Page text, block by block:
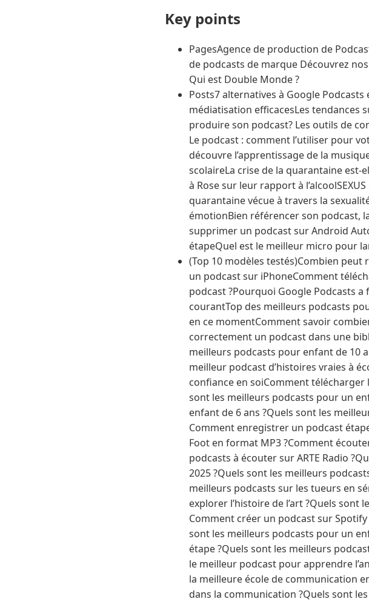
Key points
PagesAgence de production de
de podcasts de marque Découvrez
Qui est Double Monde ?
Posts7 alternatives à Google
médiatisation efficacesLes tendances
produire son podcast? Les outils de
Le podcast : comment l’utiliser pour
découvre l’apprentissage de la
scolaireLa crise de la quarantaine est-
à Rose sur leur rapport à
quarantaine vécue à travers la
émotionBien référencer son podcast,
supprimer un podcast sur Android
étapeQuel est le meilleur micro pour
(Top 10 modèles testés)Combien
un podcast sur iPhoneComment
podcast ?Pourquoi Google Podcasts
courantTop des meilleurs podcasts
en ce momentComment savoir
correctement un podcast dans une
meilleurs podcasts pour enfant de 10
meilleur podcast d’histoires vraies à
confiance en soiComment télécharger
sont les meilleurs podcasts pour un
enfant de 6 ans ?Quels sont les
Comment enregistrer un podcast
Foot en format MP3 ?Comment
podcasts à écouter sur ARTE Radio
2025 ?Quels sont les meilleurs
meilleurs podcasts sur les tueurs en
explorer l’histoire de l’art ?Quels sont
Comment créer un podcast sur
sont les meilleurs podcasts pour un
étape ?Quels sont les meilleurs
le meilleur podcast pour apprendre
la meilleure école de communication
dans la communication ?Quels sont